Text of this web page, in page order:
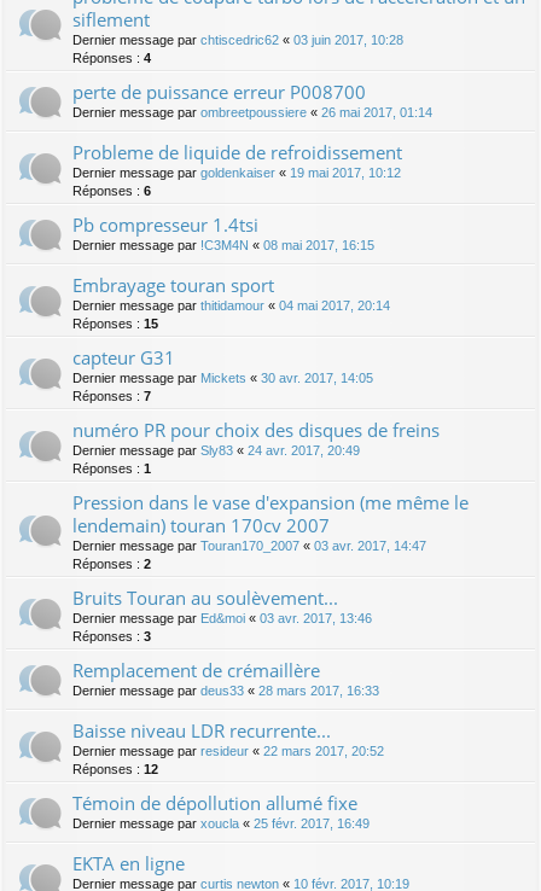
siflement
Dernier message par chtiscedric62 « 03 juin 2017, 10:28
Réponses : 4
perte de puissance erreur P008700
Dernier message par ombreetpoussiere « 26 mai 2017, 01:14
Probleme de liquide de refroidissement
Dernier message par goldenkaiser « 19 mai 2017, 10:12
Réponses : 6
Pb compresseur 1.4tsi
Dernier message par !C3M4N « 08 mai 2017, 16:15
Embrayage touran sport
Dernier message par thitidamour « 04 mai 2017, 20:14
Réponses : 15
capteur G31
Dernier message par Mickets « 30 avr. 2017, 14:05
Réponses : 7
numéro PR pour choix des disques de freins
Dernier message par Sly83 « 24 avr. 2017, 20:49
Réponses : 1
Pression dans le vase d'expansion (me même le
lendemain) touran 170cv 2007
Dernier message par Touran170_2007 « 03 avr. 2017, 14:47
Réponses : 2
Bruits Touran au soulèvement...
Dernier message par Ed&moi « 03 avr. 2017, 13:46
Réponses : 3
Remplacement de crémaillère
Dernier message par deus33 « 28 mars 2017, 16:33
Baisse niveau LDR recurrente...
Dernier message par resideur « 22 mars 2017, 20:52
Réponses : 12
Témoin de dépollution allumé fixe
Dernier message par xoucla « 25 févr. 2017, 16:49
EKTA en ligne
Dernier message par curtis newton « 10 févr. 2017, 10:19